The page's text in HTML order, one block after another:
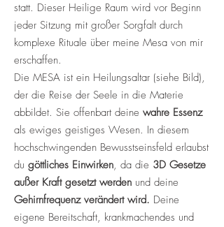
statt. Dieser Heilige Raum wird vor Beginn
jeder Sitzung mit großer Sorgfalt durch
komplexe Rituale über meine Mesa von mir
erschaffen.
Die MESA ist ein Heilungsaltar (siehe Bild),
der die Reise der Seele in die Materie
abbildet. Sie offenbart deine wahre Essenz
als ewiges geistiges Wesen. In diesem
hochschwingenden Bewusstseinsfeld erlaubst
du göttliches Einwirken, da die 3D Gesetze
außer Kraft gesetzt werden und deine
Gehirnfrequenz verändert wird. Deine
eigene Bereitschaft, krankmachendes und